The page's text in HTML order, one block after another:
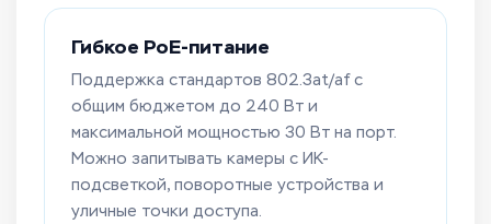
Гибкое PoE-питание
Поддержка стандартов 802.3at/af с
общим бюджетом до 240 Вт и
максимальной мощностью 30 Вт на порт.
Можно запитывать камеры с ИК-
подсветкой, поворотные устройства и
уличные точки доступа.